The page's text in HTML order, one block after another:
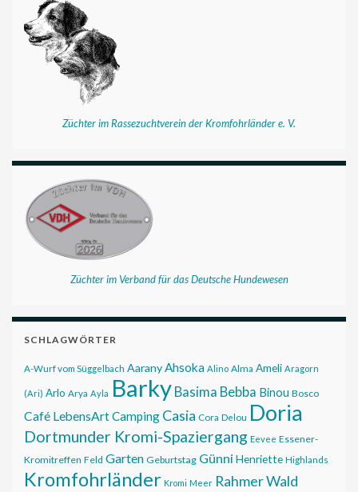
Züchter im Rassezuchtverein der Kromfohrländer e. V.
Züchter im Verband für das Deutsche Hundewesen
SCHLAGWÖRTER
A-Wurf vom Süggelbach AaranyAhsoka Alino Alma Ameli Aragorn
(Ari) Arlo Arya Ayla BarkyBasima Bebba Binou Bosco
Café LebensArtCamping Casia Cora Delou Doria
Dortmunder Kromi-Spaziergang Eevee Essener-
Kromitreffen Feld Garten Geburtstag Günni Henriette Highlands
Kromfohrländer Kromi Meer Rahmer Wald